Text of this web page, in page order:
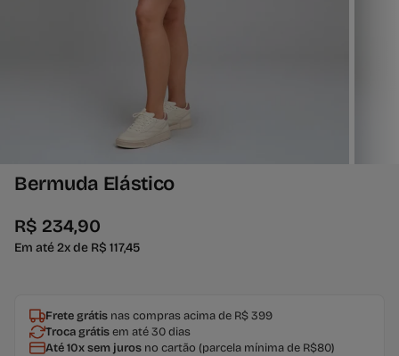
Bermuda Elástico
Em até 2x de R$ 117,45
R$ 234,90
Frete grátis nas compras acima de R$ 399
Troca grátisem até 30 dias
Até 10x sem juros no cartão (parcela mínima de R$80)